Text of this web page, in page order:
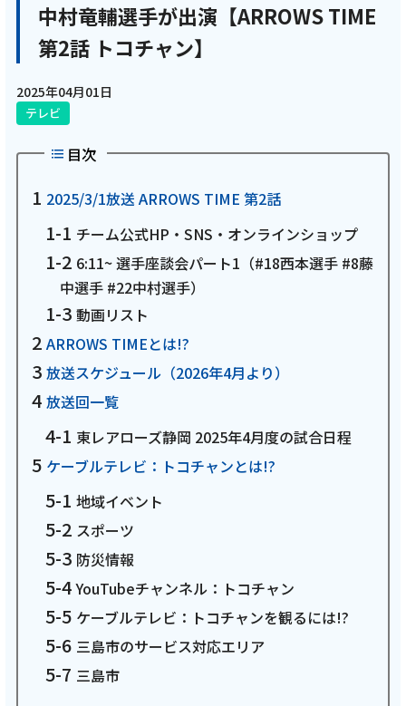
電話
おトクな情報 料金案内
対応エリア
受付時間：9:30〜18:00 年中無休
中村竜輔選手が出演【ARROWS TIME
第2話 トコチャン】
2025年04月01日
テレビ
目次
2025/3/1放送 ARROWS TIME 第2話
チーム公式HP・SNS・オンラインショップ
6:11~ 選手座談会パート1（#18西本選手 #8藤
中選手 #22中村選手）
動画リスト
ARROWS TIMEとは!?
放送スケジュール（2026年4月より）
放送回一覧
東レアローズ静岡 2025年4月度の試合日程
ケーブルテレビ：トコチャンとは!?
地域イベント
スポーツ
防災情報
YouTubeチャンネル：トコチャン
ケーブルテレビ：トコチャンを観るには!?
三島市のサービス対応エリア
三島市